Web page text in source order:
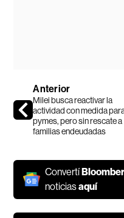
Anterior
Milei busca reactivar la
actividad con medida
pymes, pero sin rescate a
familias endeudadas
Convertí
noticiasaquí